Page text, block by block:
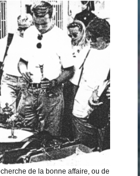
de la bonne affaire, ou de